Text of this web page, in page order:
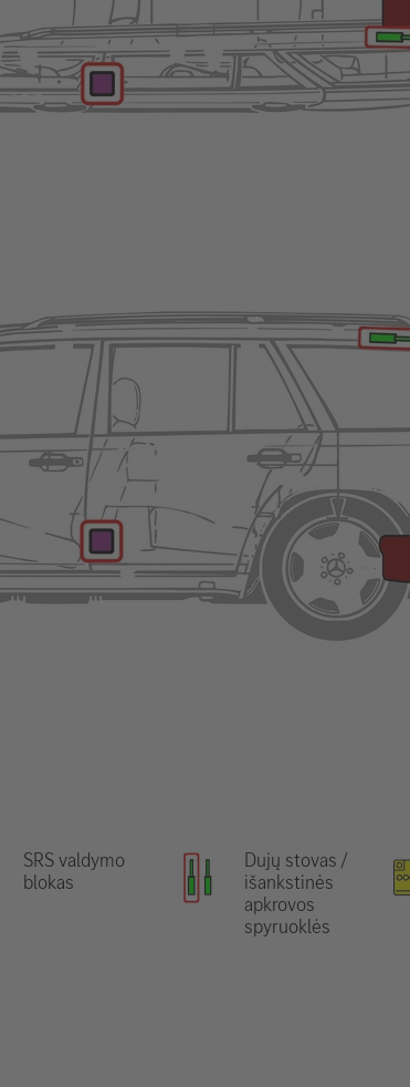
SRS valdymo
blokas
Dujų stovas /
išankstinės
apkrovos
spyruoklės